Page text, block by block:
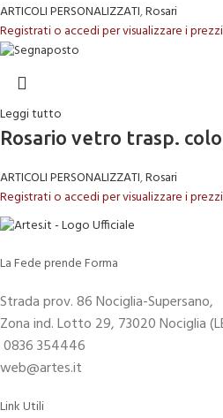
ARTICOLI PERSONALIZZATI,Rosari
Registrati o accedi per visualizzare i prezzi
Leggi tutto
Rosario vetro trasp.
ARTICOLI PERSONALIZZATI,Rosari
Registrati o accedi per visualizzare i prezzi
La Fede prende Forma
Strada prov. 86 Nociglia-Supersano,
Zona ind. Lotto 29, 73020 Nociglia
0836 354446
web@artes.it
Link Utili